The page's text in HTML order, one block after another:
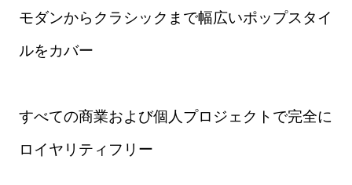
モダンからクラシックまで幅広いポップスタイ
ルをカバー
すべての商業および個人プロジェクトで完全に
ロイヤリティフリー